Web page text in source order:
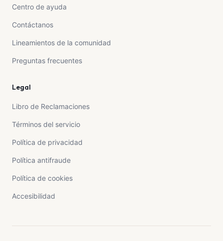
Centro de ayuda
Contáctanos
Lineamientos de la comunidad
Preguntas frecuentes
Legal
Libro de Reclamaciones
Términos del servicio
Política de privacidad
Política antifraude
Política de cookies
Accesibilidad